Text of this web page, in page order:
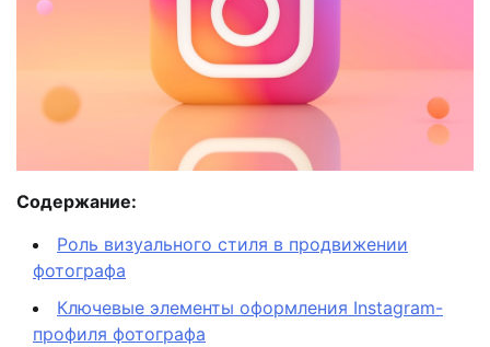
Содержание:
Роль визуального стиля в продвижении
фотографа
Ключевые элементы оформления Instagram-
профиля фотографа